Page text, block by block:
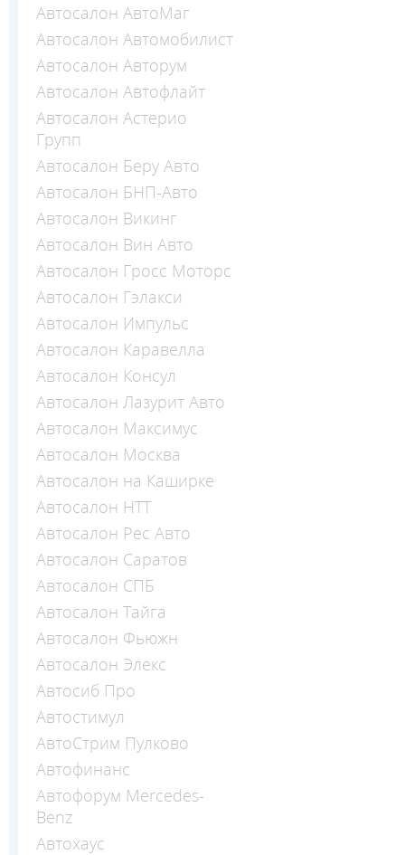
Автосалон АвтоМаг
Автосалон Автомобилист
Автосалон Авторум
Автосалон Автофлайт
Автосалон Астерио
Групп
Автосалон Беру Авто
Автосалон БНП-Авто
Автосалон Викинг
Автосалон Вин Авто
Автосалон Гросс Моторс
Автосалон Гэлакси
Автосалон Импульс
Автосалон Каравелла
Автосалон Консул
Автосалон Лазурит Авто
Автосалон Максимус
Автосалон Москва
Автосалон на Каширке
Автосалон НТТ
Автосалон Рес Авто
Автосалон Саратов
Автосалон СПБ
Автосалон Тайга
Автосалон Фьюжн
Автосалон Элекс
Автосиб Про
Автостимул
АвтоСтрим Пулково
Автофинанс
Автофорум Mercedes-
Benz
Автохаус